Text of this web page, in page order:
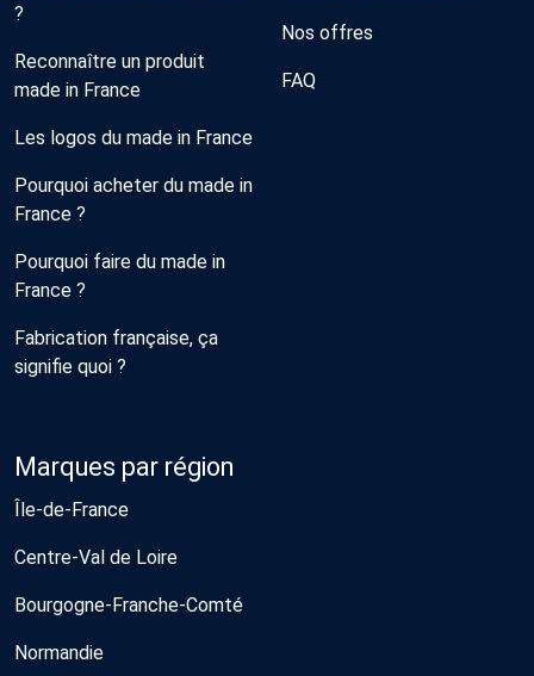
?
Reconnaître un produit
made in France
Les logos du made in France
Pourquoi acheter du made in
France ?
Pourquoi faire du made in
France ?
Fabrication française, ça
signifie quoi ?
Nos offres
FAQ
Marques par région
Île-de-France
Centre-Val de Loire
Bourgogne-Franche-Comté
Normandie